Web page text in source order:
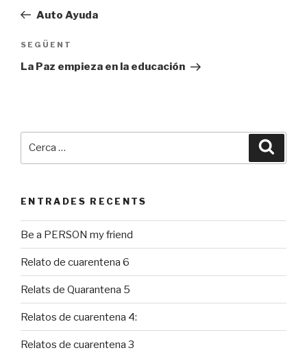
prèviaAuto Ayuda
Entrada
següent
SEGÜENT
La Paz empieza en la educación
ENTRADES RECENTS
Be a PERSON my friend
Relato de cuarentena 6
Relats de Quarantena 5
Relatos de cuarentena 4:
Relatos de cuarentena 3